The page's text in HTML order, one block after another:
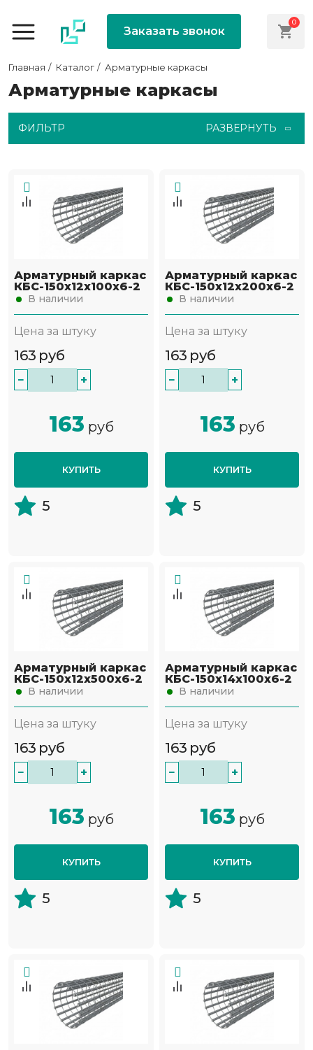
Заказать звонок
0
Главная Каталог Арматурные каркасы
Арматурные каркасы
ФИЛЬТР РАЗВЕРНУТЬ
Арматурный каркас
КБС-150х12х100х6-2
В наличии
Цена за штуку
163 руб
− +
163 руб
КУПИТЬ
5
Арматурный каркас
КБС-150х12х200х6-2
В наличии
Цена за штуку
163 руб
− +
163 руб
КУПИТЬ
5
Арматурный каркас
КБС-150х12х500х6-2
В наличии
Цена за штуку
163 руб
− +
163 руб
КУПИТЬ
5
Арматурный каркас
КБС-150х14х100х6-2
В наличии
Цена за штуку
163 руб
− +
163 руб
КУПИТЬ
5